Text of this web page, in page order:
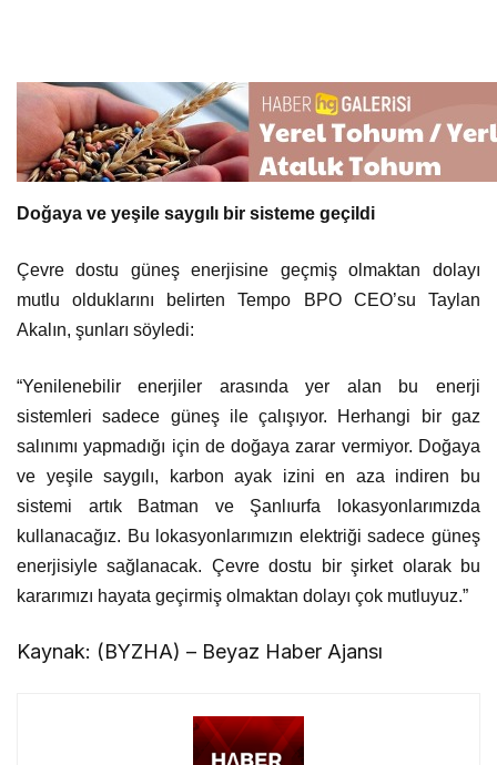
Doğaya ve yeşile saygılı bir sisteme geçildi
Çevre dostu güneş enerjisine geçmiş olmaktan dolayı
mutlu olduklarını belirten Tempo BPO CEO’su Taylan
Akalın, şunları söyledi:
“Yenilenebilir enerjiler arasında yer alan bu enerji
sistemleri sadece güneş ile çalışıyor. Herhangi bir gaz
salınımı yapmadığı için de doğaya zarar vermiyor. Doğaya
ve yeşile saygılı, karbon ayak izini en aza indiren bu
sistemi artık Batman ve Şanlıurfa lokasyonlarımızda
kullanacağız. Bu lokasyonlarımızın elektriği sadece güneş
enerjisiyle sağlanacak. Çevre dostu bir şirket olarak bu
kararımızı hayata geçirmiş olmaktan dolayı çok mutluyuz.”
Kaynak: (BYZHA) – Beyaz Haber Ajansı